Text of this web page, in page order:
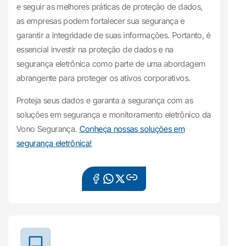
e seguir as melhores práticas de proteção de dados,
as empresas podem fortalecer sua segurança e
garantir a integridade de suas informações. Portanto, é
essencial investir na proteção de dados e na
segurança eletrônica como parte de uma abordagem
abrangente para proteger os ativos corporativos.
Proteja seus dados e garanta a segurança com as
soluções em segurança e monitoramento eletrônico da
Vono Segurança. Conheça nossas soluções em
segurança eletrônica!